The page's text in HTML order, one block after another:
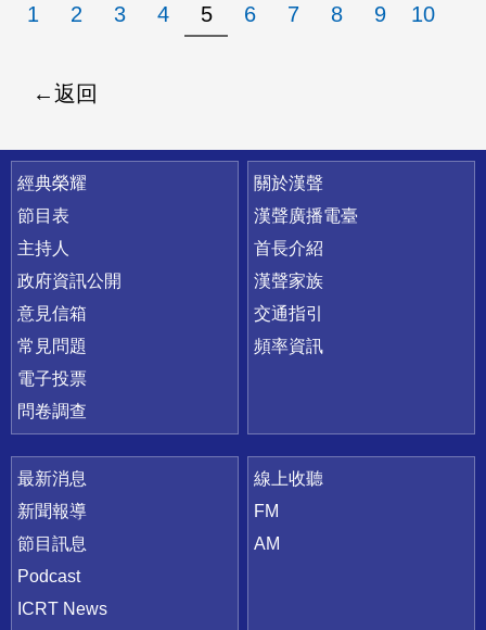
1 2 3 4 5 6 7 8 9 10
返回
快速連結
經典榮耀
節目表
主持人
政府資訊公開
意見信箱
常見問題
電子投票
問卷調查
關於漢聲
漢聲廣播電臺
首長介紹
漢聲家族
交通指引
頻率資訊
最新消息
新聞報導
節目訊息
Podcast
ICRT News
線上收聽
FM
AM